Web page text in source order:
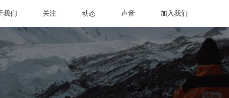
我们 关注 动态 声音 加入我们